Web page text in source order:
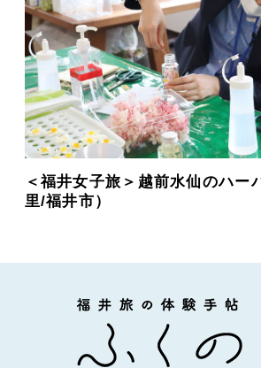
＜福井女子旅＞越前水仙のハー
里/福井市）